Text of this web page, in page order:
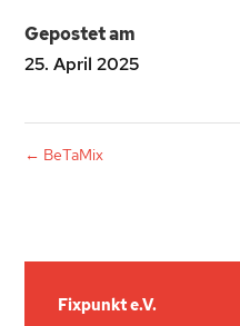
Gepostet am
25. April 2025
← BeTaMix
Fixpunkt e.V.